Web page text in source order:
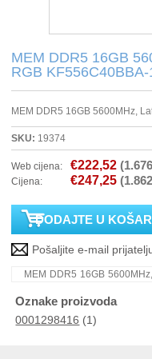
MONITORI
SOFTWARE
POS OPREMA
PROJEKTORI
ELEKTRIČNI
MEM DDR5 16GB
RGB KF556C40BBA-
MEM DDR5 16GB 5600MHz,
SKU: 19374
Web cijena: €222,52
Cijena: €247,25
MEM DDR5 16GB
Oznake proizvoda
0001298416 (1)